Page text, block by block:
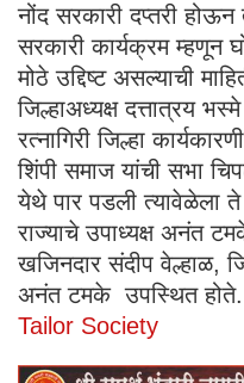
नोंद सरकारी दप्तरी
सरकारी कार्यक्रम म्हणून
मोठे उद्दिष्ट असल्याची
जिल्हाअध्यक्ष दत्तात्रय
रत्नागिरी जिल्हा
शिंपी समाज यांची सभा
येथे पार पडली त्यावेळेला ते
राज्याचे उपाध्यक्ष अनंत
खजिनदार संदीप वेल्हाळ,
अनंत टमके उपस्थित होते.
Tailor Society